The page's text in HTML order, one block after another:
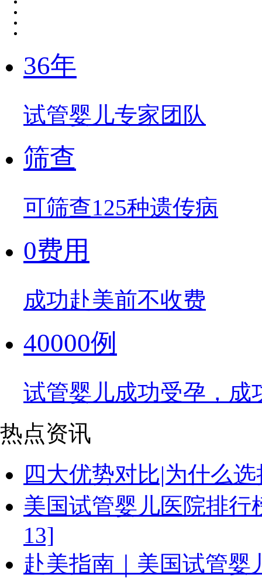
36年
试管婴儿专家团队
筛查
可筛查125种遗传病
0费用
成功赴美前不收费
40000例
试管婴儿成功受孕，成
热点资讯
四大优势对比|为什么
美国试管婴儿医院排行
13]
赴美指南｜美国试管婴